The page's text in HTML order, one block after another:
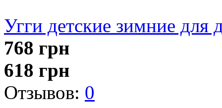
Угги детские зимние для
768 грн
618 грн
Отзывов: 0